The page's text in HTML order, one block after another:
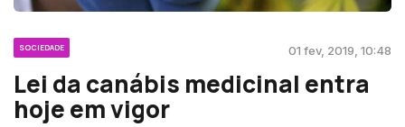
SOCIEDADE 01 fev, 2019, 10:48
Lei da canábis medicinal entra
hoje em vigor